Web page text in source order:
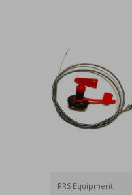
RRS Equipment